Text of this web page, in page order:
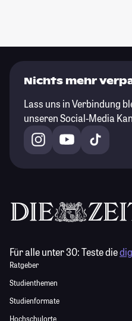
Nichts mehr
Lass uns in Verbindung
unseren Social-Media
Für alle unter 30:Teste die
Ratgeber
Studienthemen
Studienformate
Hochschulorte